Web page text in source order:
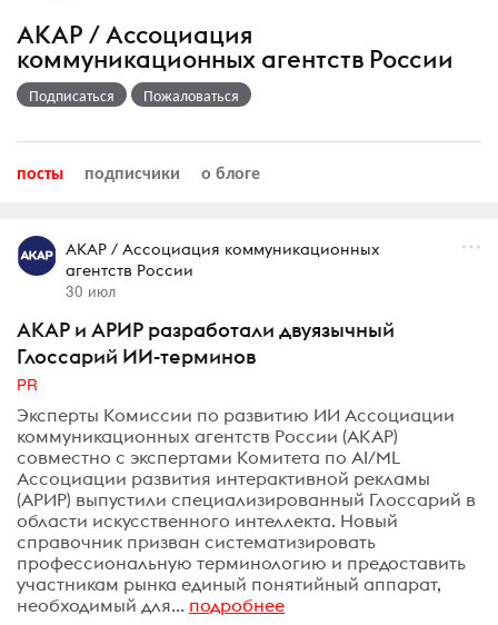
АКАР / Ассоциация
коммуникационных агентств России
Подписаться Пожаловаться
посты подписчики о блоге
АКАР / Ассоциация коммуникационных
агентств России
30 июл
АКАР и АРИР разработали двуязычный
Глоссарий ИИ-терминов
PR
Эксперты Комиссии по развитию ИИ Ассоциации
коммуникационных агентств России (АКАР)
совместно с экспертами Комитета по AI/ML
Ассоциации развития интерактивной рекламы
(АРИР) выпустили специализированный Глоссарий в
области искусственного интеллекта. Новый
справочник призван систематизировать
профессиональную терминологию и предоставить
участникам рынка единый понятийный аппарат,
необходимый для... подробнее